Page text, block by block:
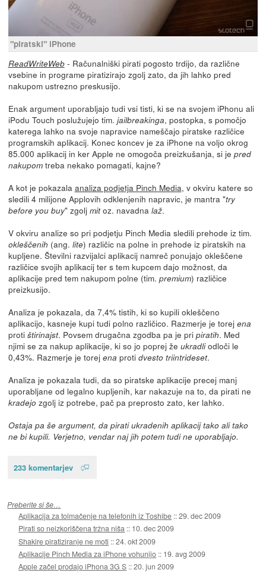
"piratski" iPhone
ReadWriteWeb- Računalniški pirati pogosto trdijo, da različne
vsebine in programe piratizirajo zgolj zato, da jih lahko pred
nakupom ustrezno preskusijo.
Enak argument uporabljajo tudi vsi tisti, ki se na svojem iPhonu ali
iPodu Touch poslužujejo tim. jailbreakinga, postopka, s pomočjo
katerega lahko na svoje napravice nameščajo piratske različice
programskih aplikacij. Konec koncev je za iPhone na voljo okrog
85.000 aplikacij in ker Apple ne omogoča preizkušanja, si je pred
nakupomtreba nekako pomagati, kajne?
A kot je pokazala analiza podjetja Pinch Media, v okviru katere so
sledili 4 milijone Applovih odklenjenih napravic, je mantra "try
before you buy" zgolj mitoz. navadna laž.
V okviru analize so pri podjetju Pinch Media sledili prehode iz tim.
okleščenih (ang. lite) različic na polne in prehode iz piratskih na
kupljene. Številni razvijalci aplikacij namreč ponujajo okleščene
različice svojih aplikacij ter s tem kupcem dajo možnost, da
aplikacije pred tem nakupom polne (tim. premium) različice
preizkusijo.
Analiza je pokazala, da 7,4% tistih, ki so kupili okleščeno
aplikacijo, kasneje kupi tudi polno različico. Razmerje je torej ena
proti štirinajst. Povsem drugačna zgodba pa je pri piratih. Med
njimi se za nakup aplikacije, ki so jo poprej že ukradliodloči le
0,43%. Razmerje je torej ena proti dvesto triintrideset.
Analiza je pokazala tudi, da so piratske aplikacije precej manj
uporabljane od legalno kupljenih, kar nakazuje na to, da pirati ne
kradejo zgolj iz potrebe, pač pa preprosto zato, ker lahko.
Ostaja pa še argument, da pirati ukradenih aplikacij tako ali tako
ne bi kupili. Verjetno, vendar naj jih potem tudi ne uporabljajo.
233 komentarjev
Preberite si še…
Aplikacija za tolmačenje na telefonih iz Toshibe ::29. dec 2009
Pirati so neizkoriščena tržna niša :: 10. dec 2009
Shakire piratiziranje ne moti ::24. okt 2009
Aplikacije Pinch Media za iPhone vohunijo :: 19. avg 2009
Apple začel prodajo iPhona 3G S ::20. jun 2009